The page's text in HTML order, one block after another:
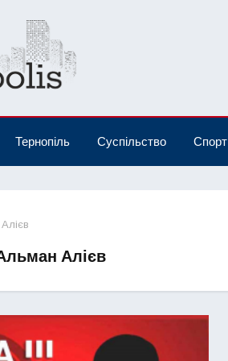
Тернопіль Суспільство Спорт
Алієв